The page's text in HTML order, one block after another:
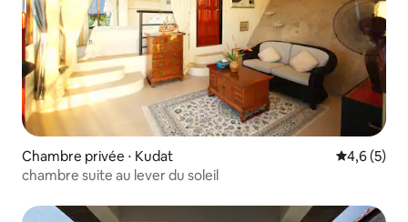
Chambre privée ⋅ Kudat Évaluation
4,6 (5)
chambre suite au lever du soleil